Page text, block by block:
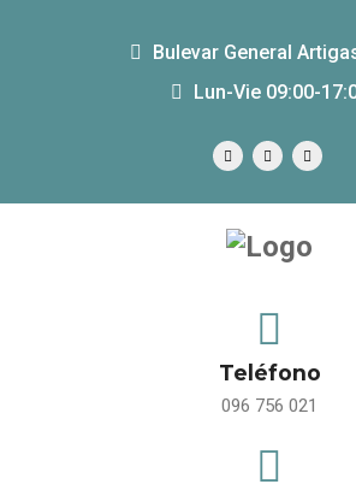
Bulevar General
Lun-Vie 09:00-
Teléfono
096 756 021